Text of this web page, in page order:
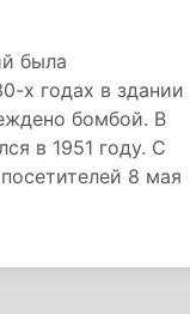
была
х годах в здании
бомбой. В
в 1951 году. С
8 мая